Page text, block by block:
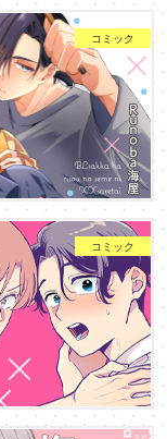
コミック
コミック